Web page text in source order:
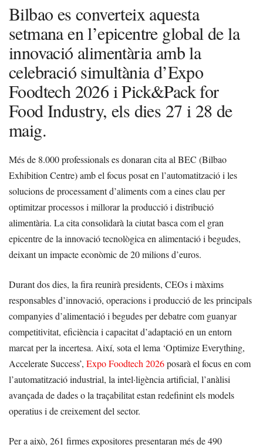
Bilbao es converteix aquesta
setmana en l’epicentre global de la
innovació alimentària amb la
celebració simultània d’Expo
Foodtech 2026 i Pick&Pack for
Food Industry, els dies 27 i 28 de
maig.
Més de 8.000 professionals es donaran cita al BEC (Bilbao
Exhibition Centre) amb el focus posat en l’automatització i les
solucions de processament d’aliments com a eines clau per
optimitzar processos i millorar la producció i distribució
alimentària. La cita consolidarà la ciutat basca com el gran
epicentre de la innovació tecnològica en alimentació i begudes,
deixant un impacte econòmic de 20 milions d’euros.
Durant dos dies, la fira reunirà presidents, CEOs i màxims
responsables d’innovació, operacions i producció de les principals
companyies d’alimentació i begudes per debatre com guanyar
competitivitat, eficiència i capacitat d’adaptació en un entorn
marcat per la incertesa. Així, sota el lema ‘Optimize Everything,
Accelerate Success’, Expo Foodtech 2026posarà el focus en com
l’automatització industrial, la intel·ligència artificial, l’anàlisi
avançada de dades o la traçabilitat estan redefinint els models
operatius i de creixement del sector.
Per a això, 261 firmes expositores presentaran més de 490